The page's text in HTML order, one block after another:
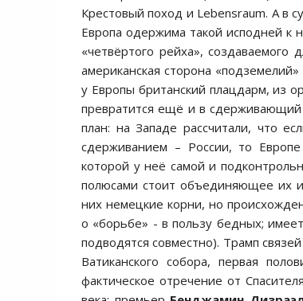
Крестовый поход и Lebensraum. А в
Европа одержима такой исподней к
«четвёртого рейха»,
американская сторона
у Европы британский плацдарм, из
превратится ещё и в сдерживающий
план: на Западе рассчитали, что
сдерживанием – России, то
которой у неё самой и
полюсами стоит объединяющее их
них немецкие корни, но
о «борьбе» - в пользу бедных;
подводятся совместно). Трамп
Ватиканского собора, первая
фактическое отречение от